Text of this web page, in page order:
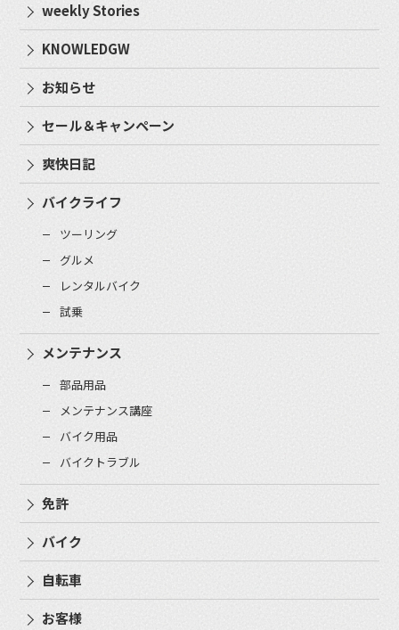
weekly Stories
KNOWLEDGW
お知らせ
セール＆キャンペーン
爽快日記
バイクライフ
ツーリング
グルメ
レンタルバイク
試乗
メンテナンス
部品用品
メンテナンス講座
バイク用品
バイクトラブル
免許
バイク
自転車
お客様